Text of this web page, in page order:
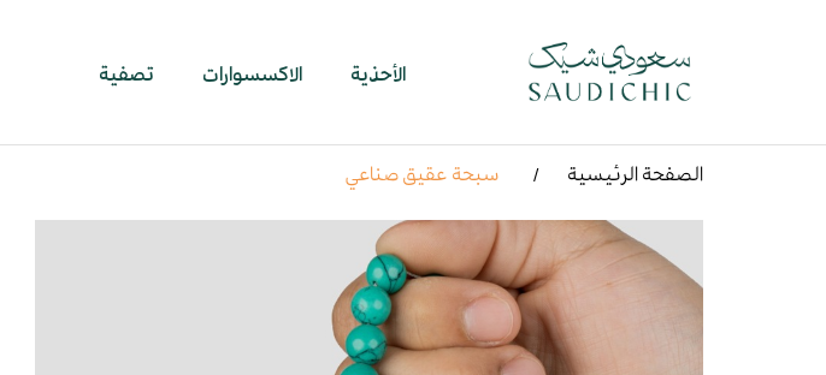
الأحذية الاكسسوارات تصفية
الصفحة الرئيسية سبحة عقيق صناعي